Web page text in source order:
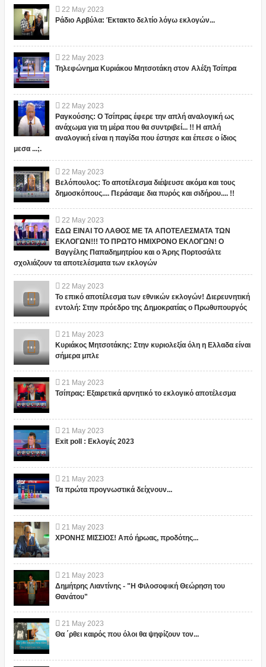
22 May 2023
Ράδιο Αρβύλα: Έκτακτο δελτίο λόγω εκλογών...
22 May 2023
Τηλεφώνημα Κυριάκου Μητσοτάκη στον Αλέξη Τσίπρα
22 May 2023
Ραγκούσης: Ο Τσίπρας έφερε την απλή αναλογική ως
ανάχωμα για τη μέρα που θα συντριβεί... !! Η απλή
αναλογική είναι η παγίδα που έστησε και έπεσε ο ίδιος
μεσα ...;.
22 May 2023
Βελόπουλος: Το αποτέλεσμα διέψευσε ακόμα και τους
δημοσκόπους.... Περάσαμε δια πυρός και σιδήρου.... !!
22 May 2023
ΕΔΩ ΕΙΝΑΙ ΤΟ ΛΑΘΟΣ ΜΕ ΤΑ ΑΠΟΤΕΛΕΣΜΑΤΑ ΤΩΝ
ΕΚΛΟΓΩΝ!!! ΤΟ ΠΡΩΤΟ ΗΜΙΧΡΟΝΟ ΕΚΛΟΓΩΝ! Ο
Βαγγέλης Παπαδημητρίου και ο Άρης Πορτοσάλτε
σχολιάζουν τα αποτελέσματα των εκλογών
22 May 2023
Το επικό αποτέλεσμα των εθνικών εκλογών! Διερευνητική
εντολή: Στην πρόεδρο της Δημοκρατίας ο Πρωθυπουργός
21 May 2023
Κυριάκος Μητσοτάκης: Στην κυριολεξία όλη η Ελλαδα είναι
σήμερα μπλε
21 May 2023
Τσίπρας: Εξαιρετικά αρνητικό το εκλογικό αποτέλεσμα
21 May 2023
Exit poll : Εκλογές 2023
21 May 2023
Τα πρώτα προγνωστικά δείχνουν...
21 May 2023
ΧΡΟΝΗΣ ΜΙΣΣΙΟΣ! Από ήρωας, προδότης...
21 May 2023
Δημήτρης Λιαντίνης - "Η Φιλοσοφική Θεώρηση του
Θανάτου"
21 May 2023
Θα ΄ρθει καιρός που όλοι θα ψηφίζουν τον...